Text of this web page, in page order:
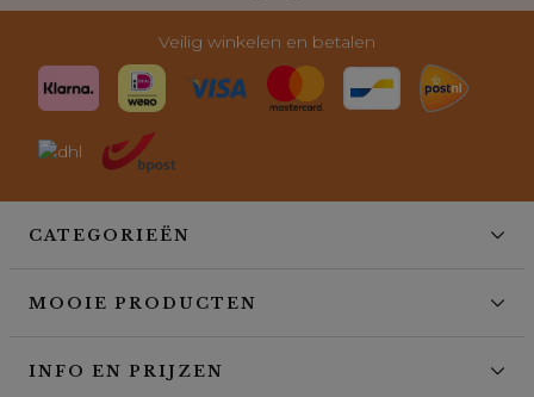
Veilig winkelen en betalen
CATEGORIEËN
MOOIE PRODUCTEN
INFO EN PRIJZEN